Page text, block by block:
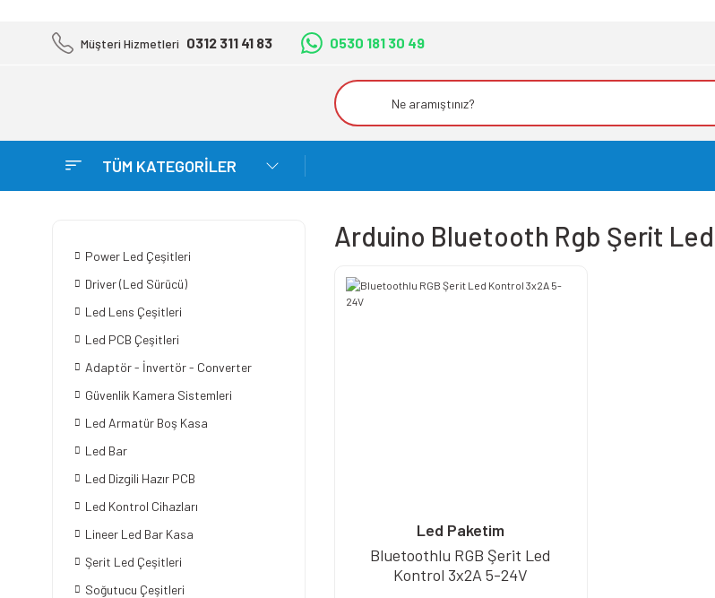
Müşteri Hizmetleri 0312 311 41 83 0530 181 30 49
TÜM KATEGORİLER
Power Led Çeşitleri
Driver (Led Sürücü)
Led Lens Çeşitleri
Led PCB Çeşitleri
Adaptör - İnvertör - Converter
Güvenlik Kamera Sistemleri
Led Armatür Boş Kasa
Led Bar
Led Dizgili Hazır PCB
Led Kontrol Cihazları
Lineer Led Bar Kasa
Şerit Led Çeşitleri
Soğutucu Çeşitleri
Arduino Bluetooth Rgb Şerit
Led Paketim
Bluetoothlu RGB Şerit Led
Kontrol 3x2A 5-24V